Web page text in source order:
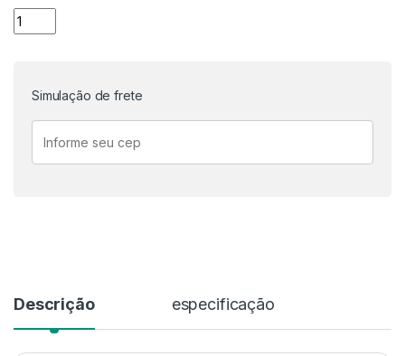
Placa Leonardo R3 + Cabo USB para Arduino quantidade
Simulação de frete
Descrição especificação